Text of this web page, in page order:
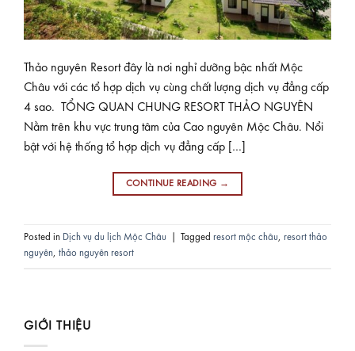
Thảo nguyên Resort đây là nơi nghỉ dưỡng bậc nhất Mộc
Châu với các tổ hợp dịch vụ cùng chất lượng dịch vụ đẳng cấp
4 sao. TỔNG QUAN CHUNG RESORT THẢO NGUYÊN
Nằm trên khu vực trung tâm của Cao nguyên Mộc Châu. Nổi
bật với hệ thống tổ hợp dịch vụ đẳng cấp […]
CONTINUE READING →
Posted in Dịch vụ du lịch Mộc Châu Tagged resort mộc châu, resort thảo
nguyên, thảo nguyên resort
GIỚI THIỆU